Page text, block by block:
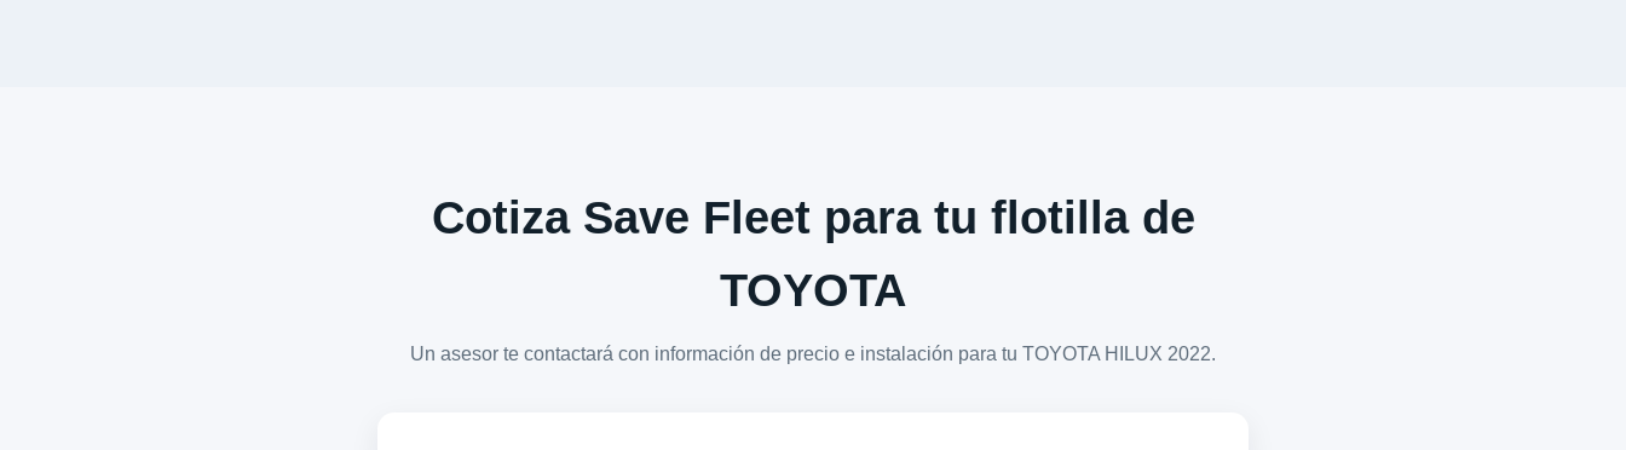
Cotiza Save Fleet para tu flotilla de
TOYOTA
Un asesor te contactará con información de precio e instalación para tu TOYOTA HILUX 2022.